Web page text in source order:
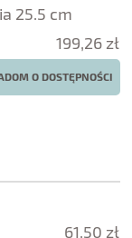
25.5 cm
199,26 zł
O DOSTĘPNOŚCI
61,50 zł